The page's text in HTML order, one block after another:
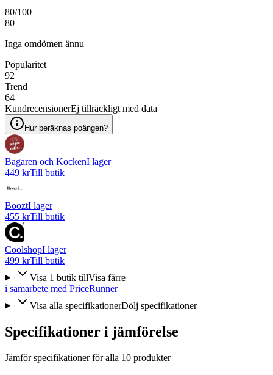
80/100
80
Inga omdömen ännu
Popularitet
92
Trend
64
KundrecensionerEj tillräckligt med data
Hur beräknas poängen?
Bagaren och KockenI lager
449 krTill butik
BooztI lager
455 krTill butik
CoolshopI lager
499 krTill butik
Visa 1 butik tillVisa färre
i samarbete med PriceRunner
Visa alla specifikationerDölj specifikationer
Specifikationer i jämförelse
Jämför specifikationer för alla 10 produkter